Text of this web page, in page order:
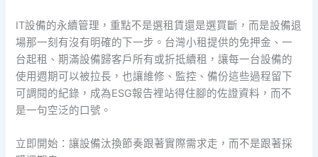
IT設備的永續管理，重點不是選租賃還是選買斷，而是設備退
場那一刻有沒有明確的下一步。台灣小租提供的免押金、一
台起租、期滿設備歸客戶所有或折抵續租，讓每一台設備的
使用週期可以被拉長，也讓維修、監控、備份這些過程留下
可調閱的紀錄，成為ESG報告裡站得住腳的佐證資料，而不
是一句空泛的口號。
立即開始：讓設備汰換節奏跟著實際需求走，而不是跟著採